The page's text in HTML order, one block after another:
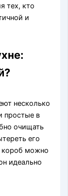
тех, кто
и
несколько
простые в
очищать
его
короб можно
идеально